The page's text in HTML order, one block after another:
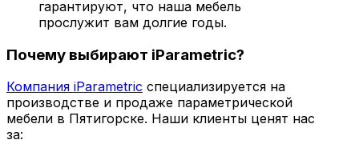
гарантируют, что наша мебель
прослужит вам долгие годы.
Почему выбирают iParametric?
Компания iParametric специализируется на
производстве и продаже параметрической
мебели в Пятигорске. Наши клиенты ценят нас
за: